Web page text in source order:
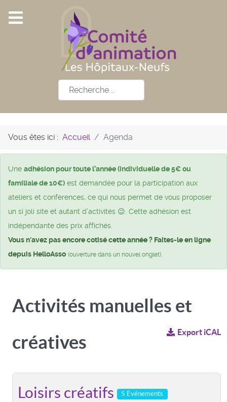
Rechercher
Vous êtes ici : Accueil Agenda
Une adhésion pour toute l’année (individuelle de 5€ ou
familiale de 10€) est demandée pour la participation aux
ateliers et conférences, ce qui nous permet de vous proposer
un si joli site et autant d’activités 😉. Cette adhésion est
indépendante des prix affichés.
Vous n'avez pas encore cotisé cette année ? Faites-le en ligne
depuis HelloAsso (ouverture dans un nouvel onglet)
Activités manuelles et
créatives
Export iCAL
Loisirs créatifs 5 Evénements